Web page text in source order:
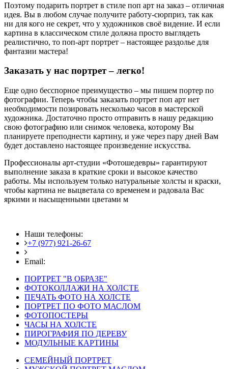
Поэтому подарить портрет в стиле поп арт на заказ – отличная
идея. Вы в любом случае получите работу-сюрприз, так как
ни для кого не секрет, что у художников своё видение. И если
картина в классическом стиле должна просто выглядеть
реалистично, то поп-арт портрет – настоящее раздолье для
фантазии мастера!
Заказать у нас портрет – легко!
Еще одно бесспорное преимущество – мы пишем портер по
фотографии. Теперь чтобы заказать портрет поп арт нет
необходимости позировать несколько часов в мастерской
художника. Достаточно просто отправить в нашу редакцию
свою фотографию или снимок человека, которому Вы
планируете преподнести картину, и уже через пару дней Вам
будет доставлено настоящее произведение искусства.
Профессионалы арт-студии «Фотошедевры» гарантируют
выполнение заказа в краткие сроки и высокое качество
работы. Мы используем только натуральные холсты и краски,
чтобы картина не выцветала со временем и радовала Вас
яркими и насыщенными цветами м
Наши телефоны:
+7 (977) 921-26-67
Email:
ПОРТРЕТ "В ОБРАЗЕ"
ФОТОКОЛЛАЖИ НА ХОЛСТЕ
ПЕЧАТЬ ФОТО НА ХОЛСТЕ
ПОРТРЕТ ПО ФОТО МАСЛОМ
ФОТОПОСТЕРЫ
ЧАСЫ НА ХОЛСТЕ
ПИРОГРАФИЯ ПО ДЕРЕВУ
МОДУЛЬНЫЕ КАРТИНЫ
СЕМЕЙНЫЙ ПОРТРЕТ